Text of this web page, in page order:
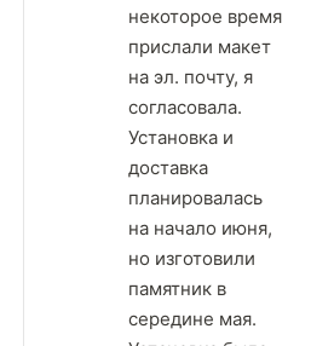
некоторое время
прислали макет
на эл. почту, я
согласовала.
Установка и
доставка
планировалась
на начало июня,
но изготовили
памятник в
середине мая.